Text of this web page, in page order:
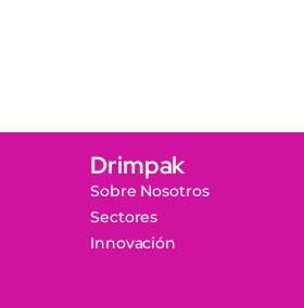
Drimpak
Sobre Nosotros
Sectores
Innovación